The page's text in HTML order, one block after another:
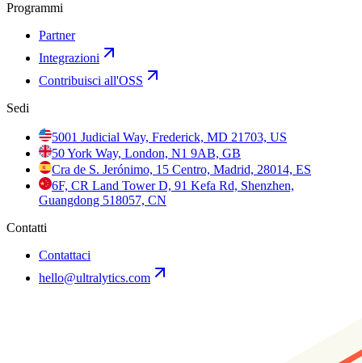
Programmi
Partner
Integrazioni
Contribuisci all'OSS
Sedi
5001 Judicial Way, Frederick, MD 21703, US
50 York Way, London, N1 9AB, GB
Cra de S. Jerónimo, 15 Centro, Madrid, 28014, ES
6F, CR Land Tower D, 91 Kefa Rd, Shenzhen,
Guangdong 518057, CN
Contatti
Contattaci
hello@ultralytics.com